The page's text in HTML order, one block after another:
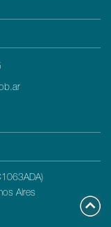
Aires